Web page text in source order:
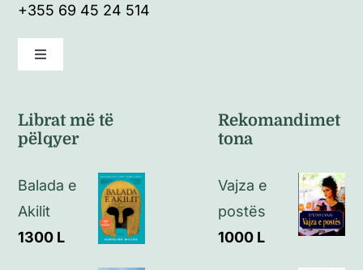
+355 69 45 24 514
Toggle
Politikat e kthimeve
Politikat e privatësisë
Librat më të
pëlqyer
Balada e
Akilit
1300 L
Rekomandimet
tona
Vajza e
postës
1000 L